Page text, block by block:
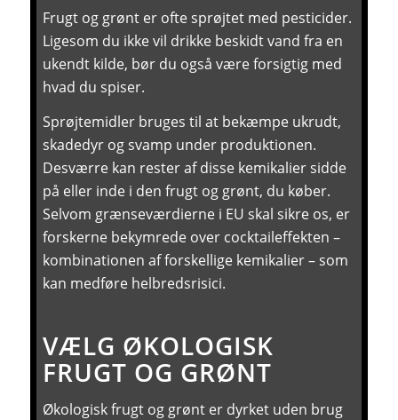
Frugt og grønt er ofte sprøjtet med pesticider.
Ligesom du ikke vil drikke beskidt vand fra en
ukendt kilde, bør du også være forsigtig med
hvad du spiser.
Sprøjtemidler bruges til at bekæmpe ukrudt,
skadedyr og svamp under produktionen.
Desværre kan rester af disse kemikalier sidde
på eller inde i den frugt og grønt, du køber.
Selvom grænseværdierne i EU skal sikre os, er
forskerne bekymrede over cocktaileffekten –
kombinationen af forskellige kemikalier – som
kan medføre helbredsrisici.
VÆLG ØKOLOGISK
FRUGT OG GRØNT
Økologisk frugt og grønt er dyrket uden brug